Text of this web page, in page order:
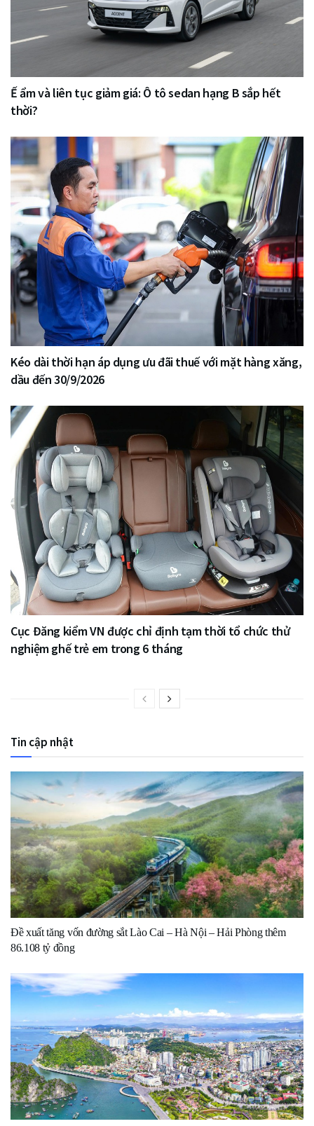
Ế ẩm và liên tục giảm giá: Ô tô sedan hạng B sắp hết
thời?
Kéo dài thời hạn áp dụng ưu đãi thuế với mặt hàng xăng,
dầu đến 30/9/2026
Cục Đăng kiểm VN được chỉ định tạm thời tổ chức thử
nghiệm ghế trẻ em trong 6 tháng
Tin cập nhật
Đề xuất tăng vốn đường sắt Lào Cai – Hà Nội – Hải Phòng thêm
86.108 tỷ đồng